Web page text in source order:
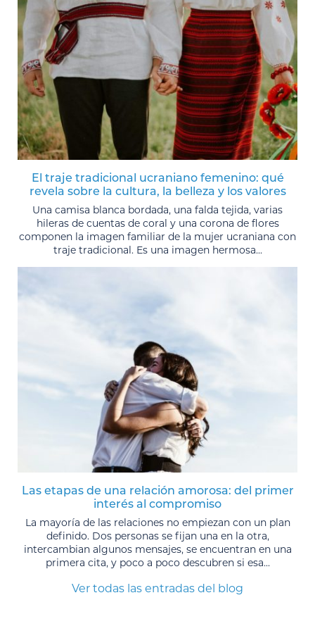
El traje tradicional ucraniano femenino: qué
revela sobre la cultura, la belleza y los valores
Una camisa blanca bordada, una falda tejida, varias
hileras de cuentas de coral y una corona de flores
componen la imagen familiar de la mujer ucraniana con
traje tradicional. Es una imagen hermosa...
Las etapas de una relación amorosa: del primer
interés al compromiso
La mayoría de las relaciones no empiezan con un plan
definido. Dos personas se fijan una en la otra,
intercambian algunos mensajes, se encuentran en una
primera cita, y poco a poco descubren si esa...
Ver todas las entradas del blog